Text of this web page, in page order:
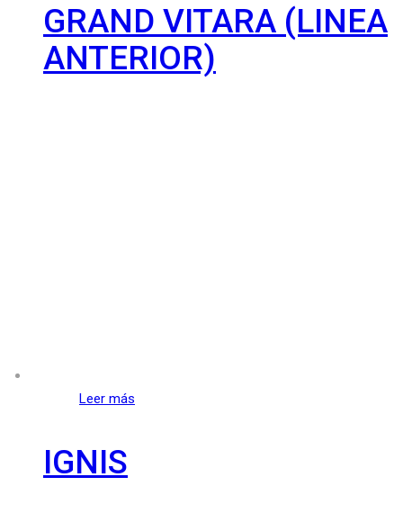
GRAND VITARA (LINEA
ANTERIOR)
Leer más
IGNIS